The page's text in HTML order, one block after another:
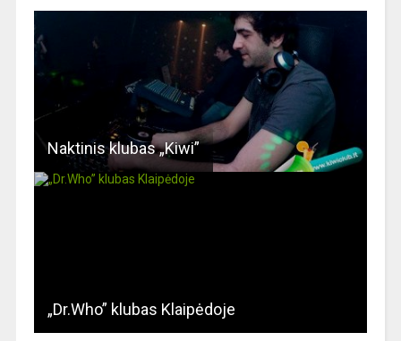
Naktinis klubas „Kiwi”
„Dr.Who” klubas Klaipėdoje